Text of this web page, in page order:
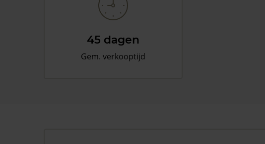
45 dagen
Gem. verkooptijd